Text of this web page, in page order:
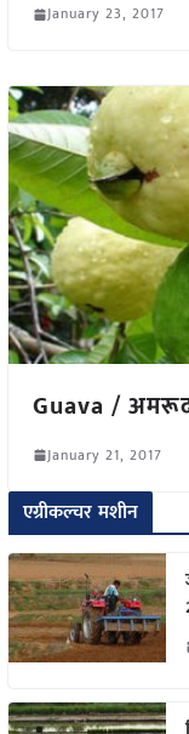
January 23, 2017
Guava /
January 21, 2017
एग्रीकल्चर मशीन